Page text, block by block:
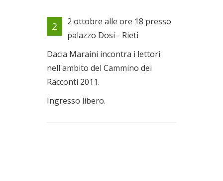
Locandina evento
Il 22/10/2011
2
2 ottobre alle ore 18 presso
palazzo Dosi - Rieti
Dacia Maraini incontra i lettori
nell'ambito del Cammino dei
Racconti 2011.
Ingresso libero.